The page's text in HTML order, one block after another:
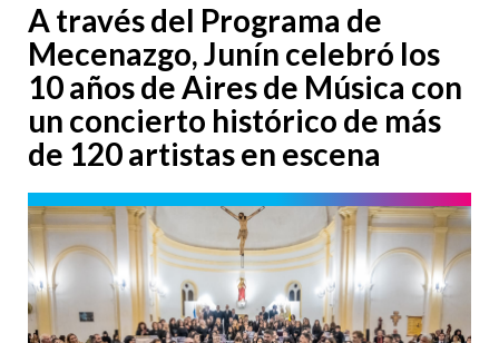
A través del Programa de
Mecenazgo, Junín celebró los
10 años de Aires de Música con
un concierto histórico de más
de 120 artistas en escena